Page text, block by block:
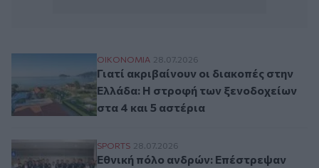
Γιατί ακριβαίνουν οι διακοπές στην
ΟΙΚΟΝΟΜΙΑ 28.07.2026
Γιατί ακριβαίνουν οι διακοπές στην
Ελλάδα: Η στροφή των ξενοδοχείων
στα 4 και 5 αστέρια
Εθνική πόλο ανδρών: Επέστρεψαν στην
SPORTS 28.07.2026
Εθνική πόλο ανδρών: Επέστρεψαν